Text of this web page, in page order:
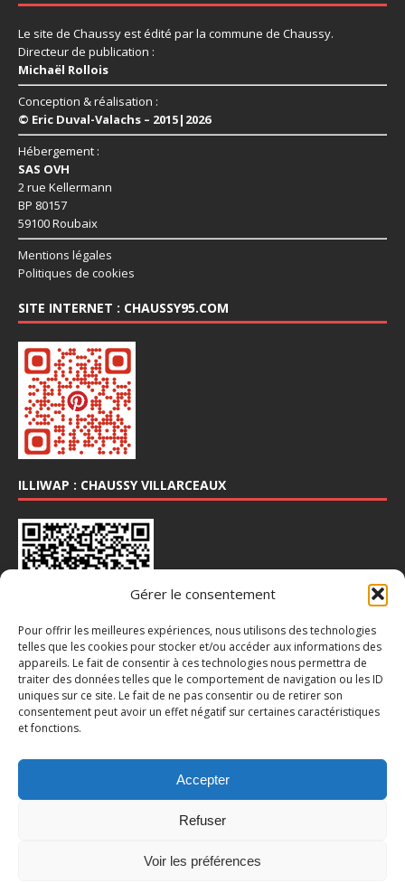
Gérer le consentement
Pour offrir les meilleures expériences, nous utilisons des technologies
telles que les cookies pour stocker et/ou accéder aux informations des
appareils. Le fait de consentir à ces technologies nous permettra de
traiter des données telles que le comportement de navigation ou les ID
uniques sur ce site. Le fait de ne pas consentir ou de retirer son
consentement peut avoir un effet négatif sur certaines caractéristiques
et fonctions.
Accepter
Refuser
Voir les préférences
Le site de Chaussy est édité par la commune de Chaussy.
Directeur de publication :
Michaël Rollois
Conception & réalisation :
© Eric Duval-Valachs – 2015|2026
Hébergement :
SAS OVH
2 rue Kellermann
BP 80157
59100 Roubaix
Mentions légales
Politiques de cookies
SITE INTERNET : CHAUSSY95.COM
ILLIWAP : CHAUSSY VILLARCEAUX
INSTA : @CHAUSSY_VILLARCEAUX